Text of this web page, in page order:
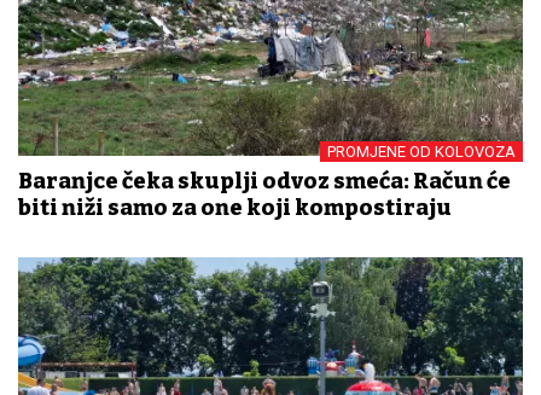
PROMJENE OD KOLOVOZA
Baranjce čeka skuplji odvoz smeća: Račun će
biti niži samo za one koji kompostiraju